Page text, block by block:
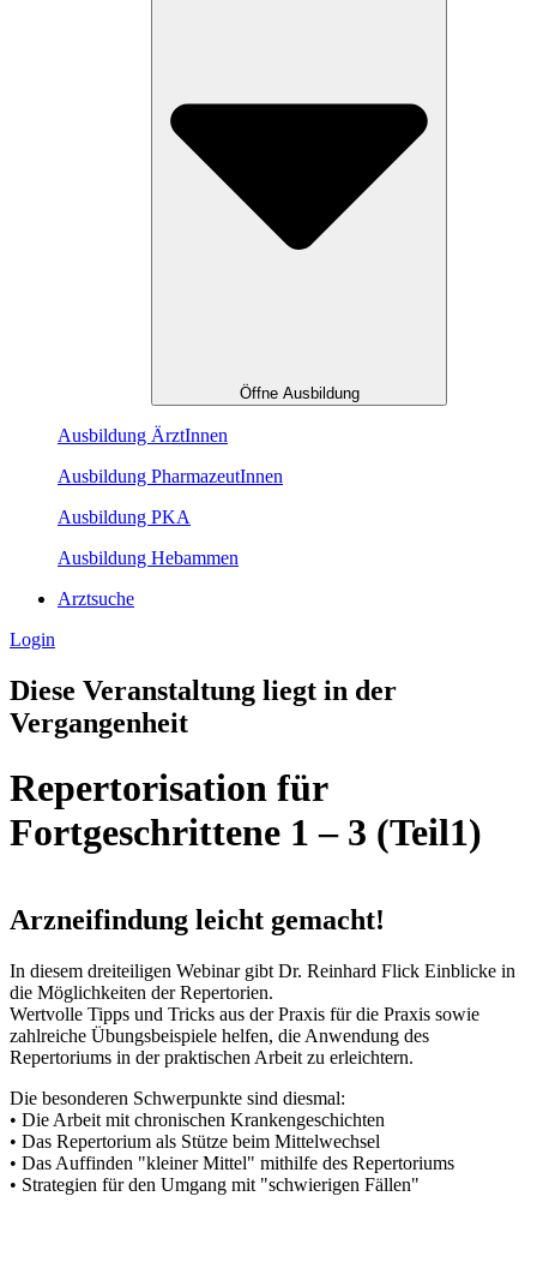
Öffne Ausbildung
Ausbildung ÄrztInnen
Ausbildung PharmazeutInnen
Ausbildung PKA
Ausbildung Hebammen
Arztsuche
Login
Diese Veranstaltung liegt in der
Vergangenheit
Repertorisation für
Fortgeschrittene 1 – 3 (Teil1)
Arzneifindung leicht gemacht!
In diesem dreiteiligen Webinar gibt Dr. Reinhard Flick Einblicke in
die Möglichkeiten der Repertorien.
Wertvolle Tipps und Tricks aus der Praxis für die Praxis sowie
zahlreiche Übungsbeispiele helfen, die Anwendung des
Repertoriums in der praktischen Arbeit zu erleichtern.
Die besonderen Schwerpunkte sind diesmal:
• Die Arbeit mit chronischen Krankengeschichten
• Das Repertorium als Stütze beim Mittelwechsel
• Das Auffinden "kleiner Mittel" mithilfe des Repertoriums
• Strategien für den Umgang mit "schwierigen Fällen"